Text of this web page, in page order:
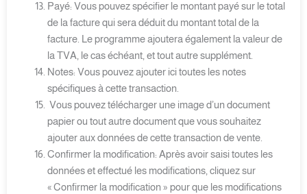
Payé: Vous pouvez spécifier le montant payé sur le total
de la facture qui sera déduit du montant total de la
facture. Le programme ajoutera également la valeur de
la TVA, le cas échéant, et tout autre supplément.
Notes: Vous pouvez ajouter ici toutes les notes
spécifiques à cette transaction.
Vous pouvez télécharger une image d’un document
papier ou tout autre document que vous souhaitez
ajouter aux données de cette transaction de vente.
Confirmer la modification: Après avoir saisi toutes les
données et effectué les modifications, cliquez sur
« Confirmer la modification » pour que les modifications